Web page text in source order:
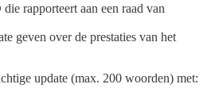
rapporteert aan een raad van
geven over de prestaties van het
update (max. 200 woorden) met: